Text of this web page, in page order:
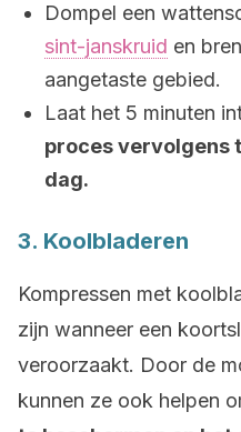
Dompel een
sint-janskruid en
aangetaste gebied.
Laat het 5 minuten
proces vervolgens
dag.
3. Koolbladeren
Kompressen met
zijn wanneer een
veroorzaakt. Door de
kunnen ze ook helpen